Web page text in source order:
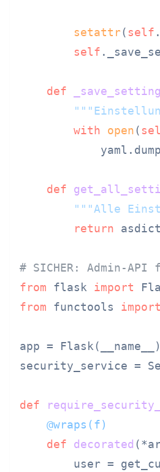
setattr( self
self
def
with
open(
def
"""Alle
return
# SICHER: Admin-
from flask import
from functools import
app = Flask(__name__)
security_service =
def
    @wraps(
f)
def
decorated (
user =